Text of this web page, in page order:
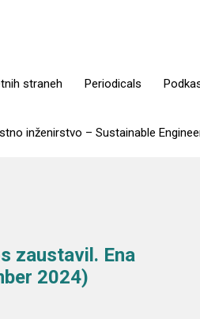
straneh Periodicals
inženirstvo – Sustainable
zaustavil. Ena
2024)